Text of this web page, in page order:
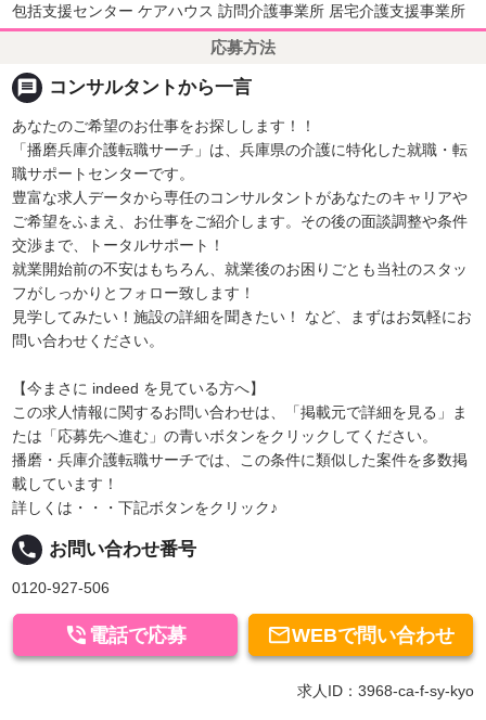
包括支援センター ケアハウス 訪問介護事業所 居宅介護支援事業所
応募方法
message コンサルタントから一言
あなたのご希望のお仕事をお探しします！！
「播磨兵庫介護転職サーチ」は、兵庫県の介護に特化した就職・転
職サポートセンターです。
豊富な求人データから専任のコンサルタントがあなたのキャリアや
ご希望をふまえ、お仕事をご紹介します。その後の面談調整や条件
交渉まで、トータルサポート！
就業開始前の不安はもちろん、就業後のお困りごとも当社のスタッ
フがしっかりとフォロー致します！
見学してみたい！施設の詳細を聞きたい！ など、まずはお気軽にお
問い合わせください。
【今まさに indeed を見ている方へ】
この求人情報に関するお問い合わせは、「掲載元で詳細を見る」ま
たは「応募先へ進む」の青いボタンをクリックしてください。
播磨・兵庫介護転職サーチでは、この条件に類似した案件を多数掲
載しています！
詳しくは・・・下記ボタンをクリック♪
local_phone お問い合わせ番号
0120-927-506
WEBで問い合わせ
 電話で応募
求人ID：3968-ca-f-sy-kyo